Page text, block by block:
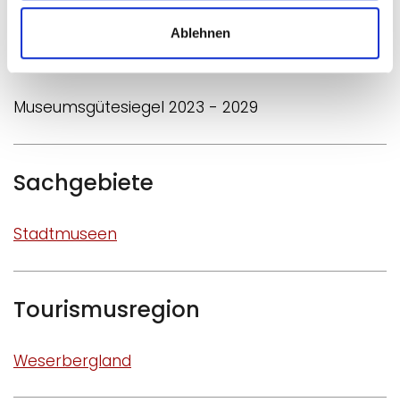
Ablehnen
Museumshund Deutschlands und macht jeden
Besuch vor allem für Kinder zu einem
unvergesslichen Erlebnis.
Museumsgütesiegel 2023 - 2029
Sachgebiete
Stadtmuseen
Tourismusregion
Weserbergland